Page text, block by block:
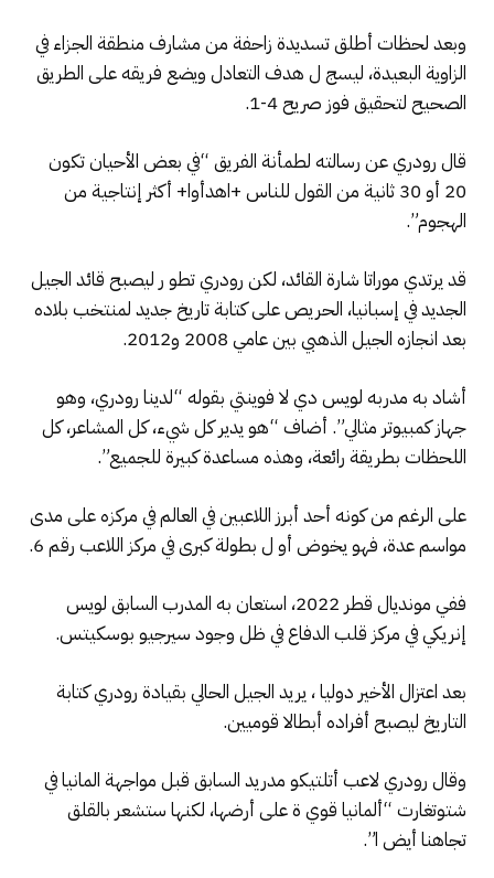
وبعد لحظات أطلق تسديدة زاحفة من مشارف منطقة الجزاء في
الزاوية البعيدة، ليسج ل هدف التعادل ويضع فريقه على الطريق
الصحيح لتحقيق فوز صريح 4-1.
قال رودري عن رسالته لطمأنة الفريق “في بعض الأحيان تكون
20 أو 30 ثانية من القول للناس +اهدأوا+ أكثر إنتاجية من
الهجوم”.
قد يرتدي موراتا شارة القائد، لكن رودري تطو ر ليصبح قائد الجيل
الجديد في إسبانيا، الحريص على كتابة تاريخ جديد لمنتخب بلاده
بعد انجازه الجيل الذهبي بين عامي 2008 و2012.
أشاد به مدربه لويس دي لا فوينتي بقوله “لدينا رودري، وهو
جهاز كمبيوتر مثالي”. أضاف “هو يدير كل شيء، كل المشاعر، كل
اللحظات بطريقة رائعة، وهذه مساعدة كبيرة للجميع”.
على الرغم من كونه أحد أبرز اللاعبين في العالم في مركزه على مدى
مواسم عدة، فهو يخوض أو ل بطولة كبرى في مركز اللاعب رقم 6.
ففي مونديال قطر 2022، استعان به المدرب السابق لويس
إنريكي في مركز قلب الدفاع في ظل وجود سيرجيو بوسكيتس.
بعد اعتزال الأخير دوليا ، يريد الجيل الحالي بقيادة رودري كتابة
التاريخ ليصبح أفراده أبطالا قوميين.
وقال رودري لاعب أتلتيكو مدريد السابق قبل مواجهة المانيا في
شتوتغارت “ألمانيا قوي ة على أرضها، لكنها ستشعر بالقلق
تجاهنا أيض ا”.